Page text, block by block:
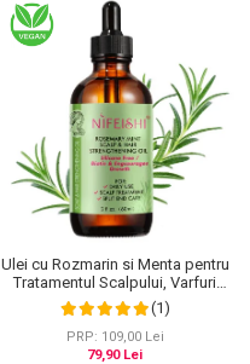
Ulei cu Rozmarin si Menta pentru
Tratamentul Scalpului, Varfuri
Despicate si Cresterea Parului,
NIFEISHI®, 60 ml
(1)
PRP: 109,00 Lei
79,90 Lei